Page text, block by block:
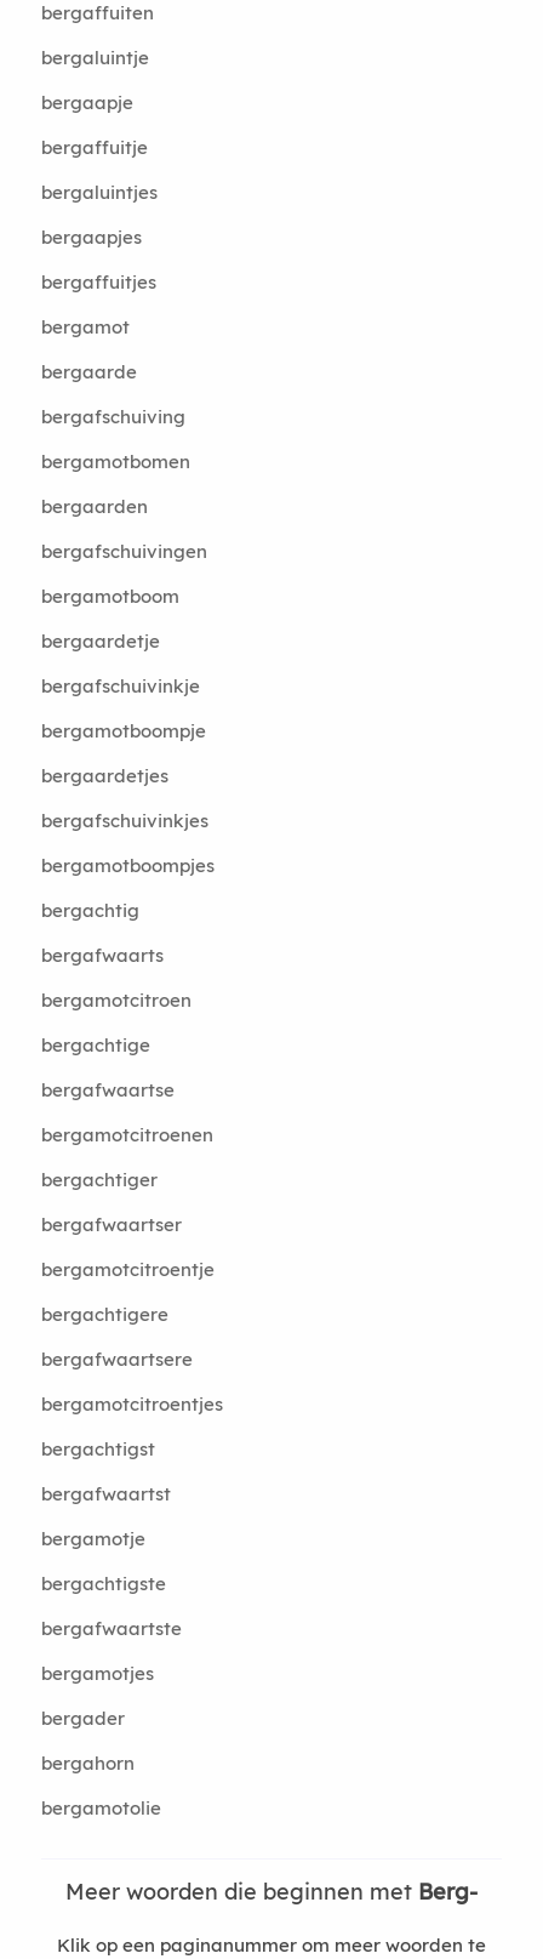
bergaffuiten
bergaluintje
bergaapje
bergaffuitje
bergaluintjes
bergaapjes
bergaffuitjes
bergamot
bergaarde
bergafschuiving
bergamotbomen
bergaarden
bergafschuivingen
bergamotboom
bergaardetje
bergafschuivinkje
bergamotboompje
bergaardetjes
bergafschuivinkjes
bergamotboompjes
bergachtig
bergafwaarts
bergamotcitroen
bergachtige
bergafwaartse
bergamotcitroenen
bergachtiger
bergafwaartser
bergamotcitroentje
bergachtigere
bergafwaartsere
bergamotcitroentjes
bergachtigst
bergafwaartst
bergamotje
bergachtigste
bergafwaartste
bergamotjes
bergader
bergahorn
bergamotolie
Meer woorden die beginnen met Berg-
Klik op een paginanummer om meer woorden te